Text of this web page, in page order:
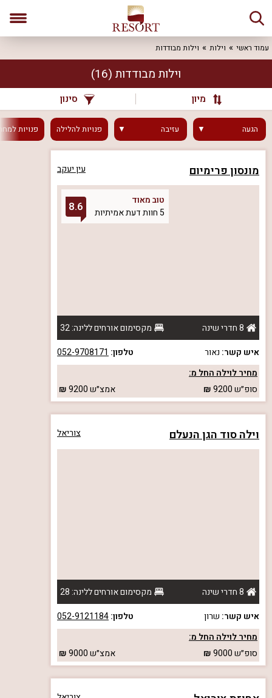
עמוד ראשי וילות וילות מבודדות
וילות מבודדות (16)
מיון סינון
הגעה עזיבה פנויותלהלילה פנויות
מונסון פרימיום עין יעקב
טוב מאוד
5 חוות דעת אמיתיות
8.6
8 חדרי שינה
מקסימום אורחים ללינה: 32
איש קשר: נאור טלפון: 052-9708171
מחיר לוילה החל מ:
סופ״ש9200 אמצ״ש9200
וילה סוד הגן הנעלם צוריאל
8 חדרי שינה
מקסימום אורחים ללינה: 28
איש קשר: שרון טלפון:052-9121184
מחיר לוילה החל מ:
סופ״ש9000 אמצ״ש9000